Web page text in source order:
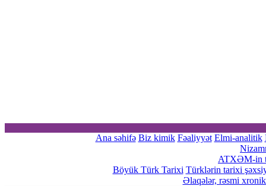
Ana səhifə Biz kimik Fəaliyyət Elmi-analitik
ATXƏM-in
Böyük Türk Tarixi Türklərin tarixi
Əlaqələr, rəsmi